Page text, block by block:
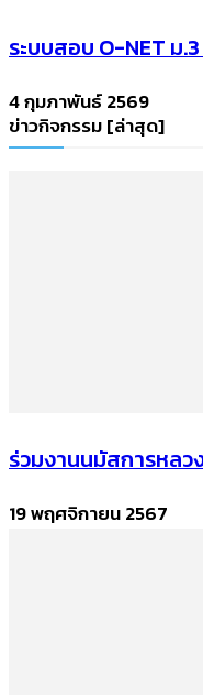
ระบบสอบ O-NET ม
4 กุมภาพันธ์ 2569
ข่าวกิจกรรม [ล่าสุด]
ร่วมงานนมัสการหลว
19 พฤศจิกายน 2567